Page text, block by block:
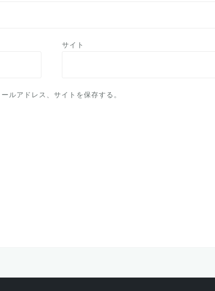
サイト
ルアドレス、サイトを保存する。